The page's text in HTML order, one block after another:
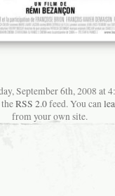
September 6th, 2008 at
RSS 2.0feed. You can
from your own site.